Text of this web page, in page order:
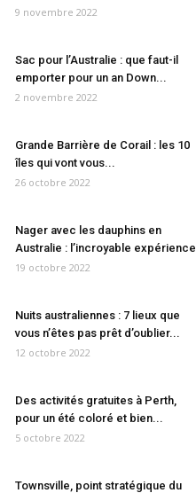
9 novembre 2022
Sac pour l’Australie : que faut-il
emporter pour un an Down...
2 novembre 2022
Grande Barrière de Corail : les 10
îles qui vont vous...
26 octobre 2022
Nager avec les dauphins en
Australie : l’incroyable expérience
19 octobre 2022
Nuits australiennes : 7 lieux que
vous n’êtes pas prêt d’oublier...
12 octobre 2022
Des activités gratuites à Perth,
pour un été coloré et bien...
5 octobre 2022
Townsville, point stratégique du